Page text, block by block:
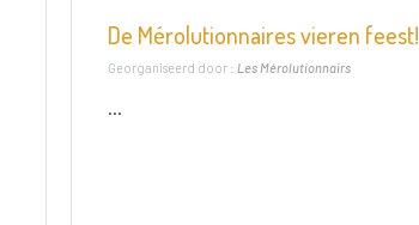
De Mérolutionnaires vieren feest!
Georganiseerd door : Les Mérolutionnairs
...